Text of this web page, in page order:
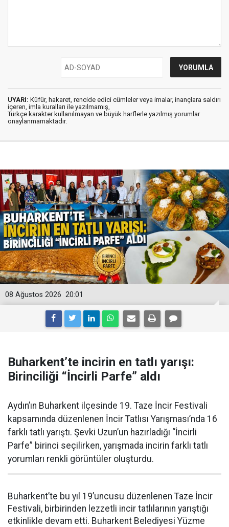
UYARI: Küfür, hakaret, rencide edici cümleler veya imalar, inançlara saldırı
içeren, imla kuralları ile yazılmamış,
Türkçe karakter kullanılmayan ve büyük harflerle yazılmış yorumlar
onaylanmamaktadır.
20:01
08 Ağustos 2026
Buharkent’te incirin en tatlı yarışı:
Birinciliği “İncirli Parfe” aldı
Aydın’ın Buharkent ilçesinde 19. Taze İncir Festivali
kapsamında düzenlenen İncir Tatlısı Yarışması’nda 16
farklı tatlı yarıştı. Şevki Uzun’un hazırladığı “İncirli
Parfe” birinci seçilirken, yarışmada incirin farklı tatlı
yorumları renkli görüntüler oluşturdu.
Buharkent’te bu yıl 19’uncusu düzenlenen Taze İncir
Festivali, birbirinden lezzetli incir tatlılarının yarıştığı
etkinlikle devam etti. Buharkent Belediyesi Yüzme